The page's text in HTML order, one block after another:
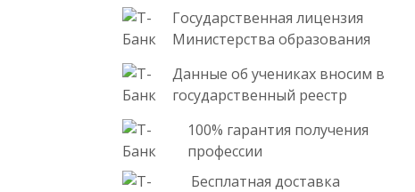
Государственная лицензия
Министерства образования
Данные об учениках вносим в
государственный реестр
100% гарантия получения
профессии
Бесплатная доставка